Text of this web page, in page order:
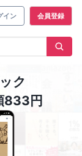
イン 会員登録
ク
833円